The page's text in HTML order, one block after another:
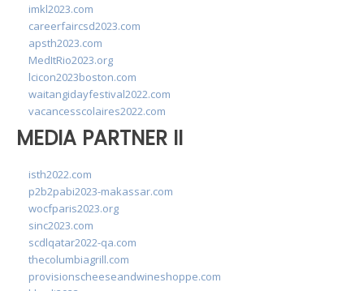
imkl2023.com
careerfaircsd2023.com
apsth2023.com
MedItRio2023.org
lcicon2023boston.com
waitangidayfestival2022.com
vacancesscolaires2022.com
MEDIA PARTNER II
isth2022.com
p2b2pabi2023-makassar.com
wocfparis2023.org
sinc2023.com
scdlqatar2022-qa.com
thecolumbiagrill.com
provisionscheeseandwineshoppe.com